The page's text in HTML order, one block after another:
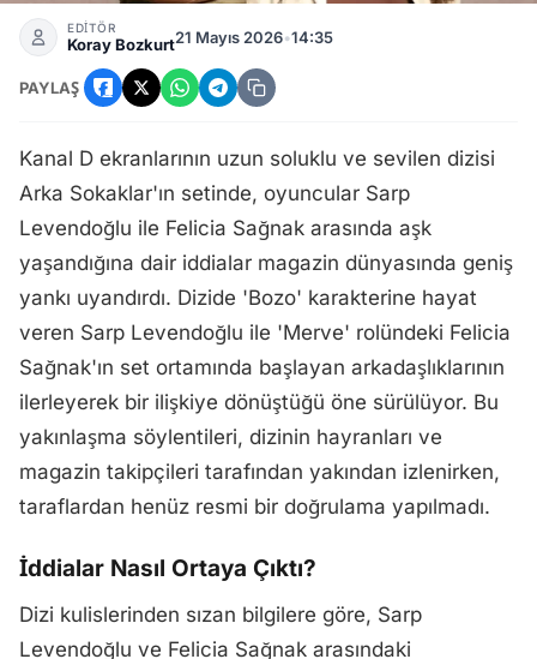
Arka Sokaklar Setinde Sarp Levendoğlu Ve Felicia Sağnak
EDİTÖR
Koray Bozkurt21 Mayıs 2026•14:35
PAYLAŞ
Kanal D ekranlarının uzun soluklu ve sevilen dizisi
Arka Sokaklar'ın setinde, oyuncular Sarp
Levendoğlu ile Felicia Sağnak arasında aşk
yaşandığına dair iddialar magazin dünyasında geniş
yankı uyandırdı. Dizide 'Bozo' karakterine hayat
veren Sarp Levendoğlu ile 'Merve' rolündeki Felicia
Sağnak'ın set ortamında başlayan arkadaşlıklarının
ilerleyerek bir ilişkiye dönüştüğü öne sürülüyor. Bu
yakınlaşma söylentileri, dizinin hayranları ve
magazin takipçileri tarafından yakından izlenirken,
taraflardan henüz resmi bir doğrulama yapılmadı.
İddialar Nasıl Ortaya Çıktı?
Dizi kulislerinden sızan bilgilere göre, Sarp
Levendoğlu ve Felicia Sağnak arasındaki